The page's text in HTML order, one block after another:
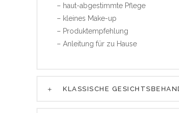
– haut-abgestimmte Pflege
– kleines Make-up
– Produktempfehlung
– Anleitung für zu Hause
KLASSISCHE